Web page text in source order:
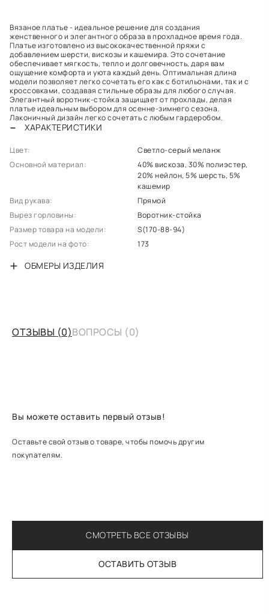
Вязаное платье - идеальное решение для создания
женственного и элегантного образа в прохладное время года.
Платье изготовлено из высококачественной пряжи с
добавлением шерсти, вискозы и кашемира. Это сочетание
обеспечивает мягкость, тепло и долговечность, даря вам
ощущение комфорта и уюта каждый день. Оптимальная длина
модели позволяет легко сочетать его как с ботильонами, так и с
кроссовками, создавая стильные образы для любого случая.
Элегантный воротник-стойка защищает от прохлады, делая
платье идеальным выбором для осенне-зимнего сезона.
Лаконичный дизайн легко сочетать с любым гардеробом.
ХАРАКТЕРИСТИКИ
Цвет:
Светло-серый меланж
Основной материал:
40% вискоза, 30% полиэстер,
20% нейлон, 5% шерсть, 5%
кашемир
Вид рукава:
Прямой
Вырез горловины:
Воротник-стойка
Размер товара на модели:
S(170-88-94)
Рост модели на фото:
173
ОБМЕРЫ ИЗДЕЛИЯ
ОТЗЫВЫ (0)ВОПРОСЫ (0)
Вы можете оставить первый отзыв!
Оставьте свой отзыв о товаре, чтобы помочь другим
покупателям.
СМОТРЕТЬ ВСЕ ОТЗЫВЫ
ОСТАВИТЬ ОТЗЫВ